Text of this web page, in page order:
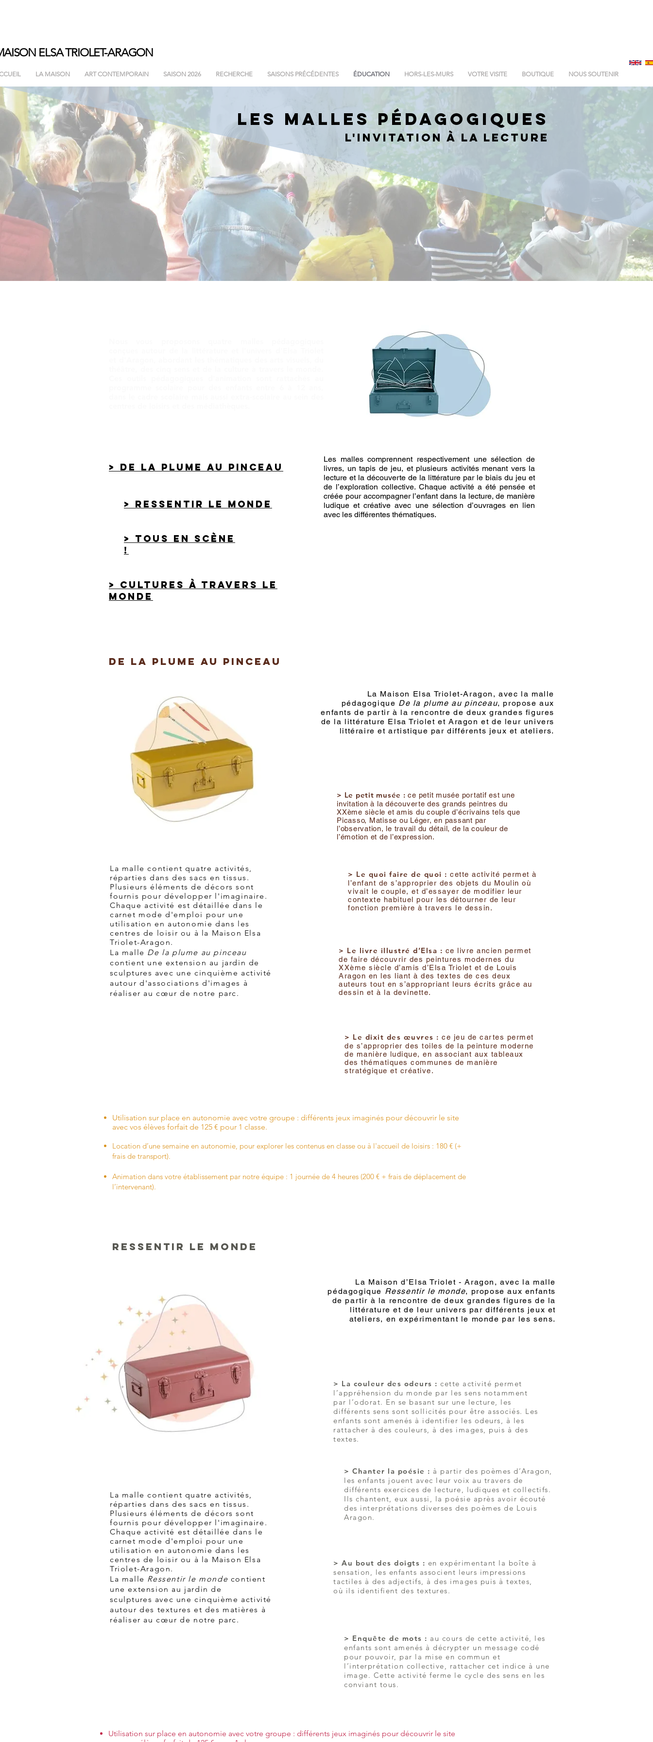
ELSATRIOLET-ARAGON
LA MAISON ART CONTEMPORAIN SAISON 2026 RECHERCHE SAISONS PRÉCÉDENTES ÉDUCATION HORS-LES-MURS VOTRE VISITE BOUTIQUE NOUS SOUTENIR
LES MALLES PÉDAGOGIQUES
L'INVITATION à la lecture
Les malles comprennent respectivement une sélection de
livres, un tapis de jeu, et plusieurs activités menant vers la
lecture et la découverte de la littérature par le biais du jeu et
de l’exploration collective. Chaque activité a été pensée et
créée pour accompagner l’enfant dans la lecture, de manière
ludique et créative avec une sélection d’ouvrages en lien
avec les différentes thématiques.
> de la plume au pinceau​
> ressentir le monde
> tous en scène
!
> cultures à travers le
monde
de la plume au pinceau
La malle contient quatre activités,
réparties dans des sacs en tissus.
Plusieurs éléments de décors sont
fournis pour développer l'imaginaire.
Chaque activité est détaillée dans le
carnet mode d'emploi pour une
utilisation en autonomie dans les
centres de loisir ou à la Maison Elsa
Triolet-Aragon.
La malle De la plume au pinceau
contient une extension au jardin de
sculptures avec une cinquième activité
autour d'associations d'images à
réaliser au cœur de notre parc.
La Maison Elsa Triolet-Aragon, avec la malle
pédagogique De la plume au pinceau, propose aux
enfants de partir à la rencontre de deux grandes figures
de la littérature Elsa Triolet et Aragon et de leur univers
littéraire et artistique par différents jeux et ateliers.
> Le petit musée : ce petit musée portatif est une
invitation à la découverte des grands peintres du
XXème siècle et amis du couple d’écrivains tels que
Picasso, Matisse ou Léger, en passant par
l’observation, le travail du détail, de la couleur de
l’émotion et de l’expression.
> Le quoi faire de quoi : cette activité permet à
l’enfant de s’approprier des objets du Moulin où
vivait le couple, et d’essayer de modifier leur
contexte habituel pour les détourner de leur
fonction première à travers le dessin.
> Le livre illustré d’Elsa : ce livre ancien permet
de faire découvrir des peintures modernes du
XXème siècle d’amis d’Elsa Triolet et de Louis
Aragon en les liant à des textes de ces deux
auteurs tout en s’appropriant leurs écrits grâce au
dessin et à la devinette.
> Le dixit des œuvres : ce jeu de cartes permet
de s’approprier des toiles de la peinture moderne
de manière ludique, en associant aux tableaux
des thématiques communes de manière
stratégique et créative.
Utilisation sur place en autonomie avec votre groupe : différents jeux imaginés pour découvrir le site
avec vos élèves forfait de 125 € pour 1 classe.
Location d’une semaine en autonomie, pour explorer les contenus en classe ou à l'accueil de loisirs : 180 € (+
frais de transport).
Animation dans votre établissement par notre équipe : 1 journée de 4 heures (200 € + frais de déplacement de
l’intervenant).
RESSENTIR LE MONDE
La malle contient quatre activités,
réparties dans des sacs en tissus.
Plusieurs éléments de décors sont
fournis pour développer l'imaginaire.
Chaque activité est détaillée dans le
carnet mode d'emploi pour une
utilisation en autonomie dans les
centres de loisir ou à la Maison Elsa
Triolet-Aragon.
La malle Ressentir le monde contient
une extension au jardin de
sculptures avec une cinquième activité
autour des textures et des matières à
réaliser au cœur de notre parc.
La Maison d’Elsa Triolet - Aragon, avec la malle
pédagogique Ressentir le monde, propose aux enfants
de partir à la rencontre de deux grandes figures de la
littérature et de leur univers par différents jeux et
ateliers, en expérimentant le monde par les sens.
> La couleur des odeurs : cette activité permet
l’appréhension du monde par les sens notamment
par l’odorat. En se basant sur une lecture, les
différents sens sont sollicités pour être associés. Les
enfants sont amenés à identifier les odeurs, à les
rattacher à des couleurs, à des images, puis à des
textes.
> Chanter la poésie : à partir des poèmes d’Aragon,
les enfants jouent avec leur voix au travers de
différents exercices de lecture, ludiques et collectifs.
Ils chantent, eux aussi, la poésie après avoir écouté
des interprétations diverses des poèmes de Louis
Aragon.
> Au bout des doigts : en expérimentant la boîte à
sensation, les enfants associent leurs impressions
tactiles à des adjectifs, à des images puis à textes,
où ils identifient des textures.
> Enquête de mots : au cours de cette activité, les
enfants sont amenés à décrypter un message codé
pour pouvoir, par la mise en commun et
l’interprétation collective, rattacher cet indice à une
image. Cette activité ferme le cycle des sens en les
conviant tous.
Utilisation sur place en autonomie avec votre groupe : différents jeux imaginés pour découvrir le site